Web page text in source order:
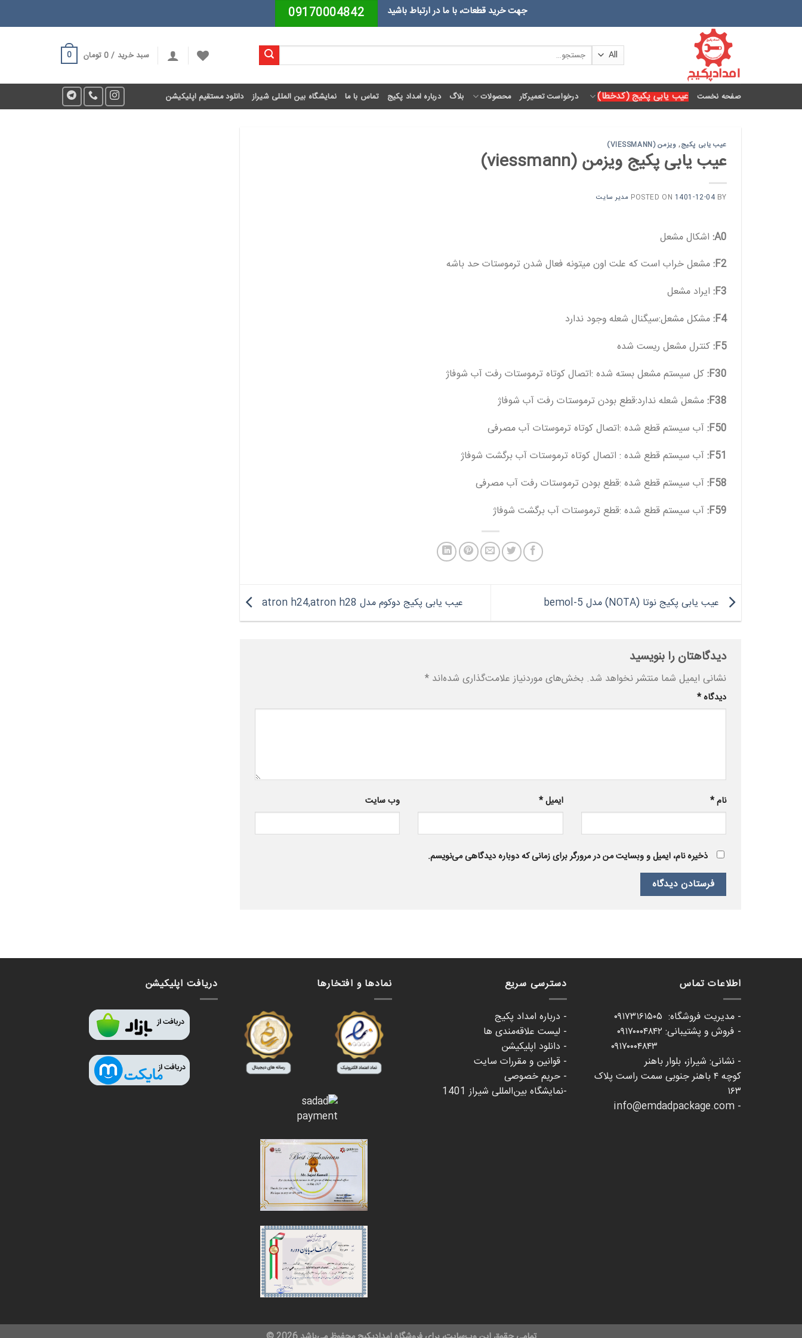
جهت خرید قطعات، با ما در ارتباط باشید 09170004842
جستجو
برای:
سبد خرید /0 تومان 0
صفحه نخست عیب یابی پکیج (کدخطا) درخواست تعمیرکار محصولات بلاگ درباره امداد پکیج تماس با ما نمایشگاه بین المللی شیراز دانلود مستقیم اپلیکیشن
عیب یابی پکیج, ویزمن (VIESSMANN)
عیب یابی پکیج ویزمن (viessmann)
POSTED ON 1401-12-04 BY مدیر سایت
A0: اشکال مشعل
F2: مشعل خراب است که علت اون میتونه فعال شدن ترموستات حد باشه
F3: ایراد مشعل
F4: مشکل مشعل:سیگنال شعله وجود ندارد
F5: کنترل مشعل ریست شده
F30: کل سیستم مشعل بسته شده :اتصال کوتاه ترموستات رفت آب شوفاژ
F38: مشعل شعله ندارد:قطع بودن ترموستات رفت آب شوفاژ
F50: آب سیستم قطع شده :اتصال کوتاه ترموستات آب مصرفی
F51: آب سیستم قطع شده : اتصال کوتاه ترموستات آب برگشت شوفاژ
F58: آب سیستم قطع شده :قطع بودن ترموستات رفت آب مصرفی
F59: آب سیستم قطع شده :قطع ترموستات آب برگشت شوفاژ
عیب یابی پکیج نوتا (NOTA) مدل bemol-5 عیب یابی پکیج دوکوم مدل atron h24,atron h28
دیدگاهتان را بنویسید
نشانی ایمیل شما منتشر نخواهد شد. بخش‌های موردنیاز علامت‌گذاری شده‌اند *
دیدگاه*
نام* ایمیل* وب‌ سایت
ذخیره نام، ایمیل و وبسایت من در مرورگر برای زمانی که دوباره دیدگاهی می‌نویسم.
اطلاعات تماس
- مدیریت فروشگاه: ۰۹۱۷۳۱۶۱۵۰۵
- فروش و پشتیبانی: ۰۹۱۷۰۰۰۴۸۴۲
- نشانی: شیراز، بلوار باهنر
کوچه ۴ باهنر جنوبی سمت راست پلاک
۱۶۳
- info@emdadpackage.com
دسترسی سریع
- درباره امداد پکیج
- لیست علاقه‌مندی ها
- دانلود اپلیکیشن
- قوانین و مقررات سایت
- حریم خصوصی
-نمایشگاه بین‌المللی شیراز 1401
نمادها و افتخارها دریافت اپلیکیشن